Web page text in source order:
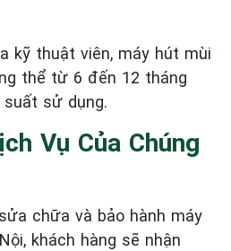
kỹ thuật viên, máy hút mùi
thể từ 6 đến 12 tháng
sử dụng.
Vụ Của Chúng
chữa và bảo hành máy
khách hàng sẽ nhận